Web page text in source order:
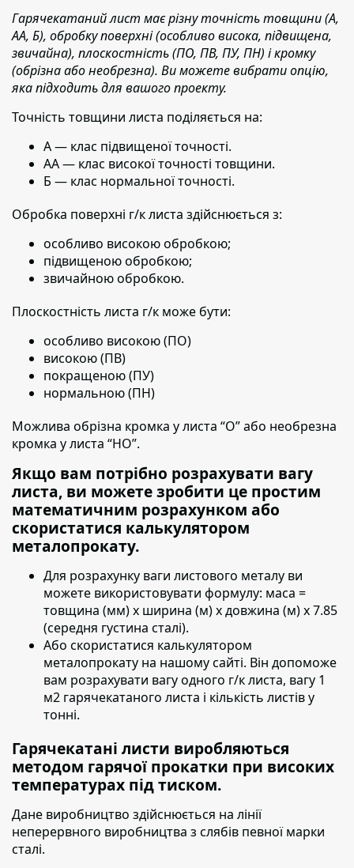
Гарячекатаний лист має різну точність товщини (А,
АА, Б), обробку поверхні (особливо висока, підвищена,
звичайна), плоскостність (ПО, ПВ, ПУ, ПН) і кромку
(обрізна або необрезна). Ви можете вибрати опцію,
яка підходить для вашого проекту.
Точність товщини листа поділяється на:
А — клас підвищеної точності.
АА — клас високої точності товщини.
Б — клас нормальної точності.
Обробка поверхні г/к листа здійснюється з:
особливо високою обробкою;
підвищеною обробкою;
звичайною обробкою.
Плоскостність листа г/к може бути:
особливо високою (ПО)
високою (ПВ)
покращеною (ПУ)
нормальною (ПН)
Можлива обрізна кромка у листа “О” або необрезна
кромка у листа “НО”.
Якщо вам потрібно розрахувати вагу
листа, ви можете зробити це простим
математичним розрахунком або
скористатися калькулятором
металопрокату.
Для розрахунку ваги листового металу ви
можете використовувати формулу: маса =
товщина (мм) х ширина (м) х довжина (м) х 7.85
(середня густина сталі).
Або скористатися калькулятором
металопрокату на нашому сайті. Він допоможе
вам розрахувати вагу одного г/к листа, вагу 1
м2 гарячекатаного листа і кількість листів у
тонні.
Гарячекатані листи виробляються
методом гарячої прокатки при високих
температурах під тиском.
Дане виробництво здійснюється на лінії
неперервного виробництва з слябів певної марки
сталі.